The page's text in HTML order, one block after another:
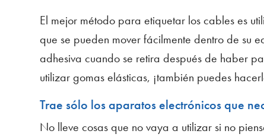
El mejor método para etiquetar los cables es
que se pueden mover fácilmente dentro de su
adhesiva cuando se retira después de haber
utilizar gomas elásticas, ¡también puedes
Trae sólo los aparatos electrónicos que
No lleve cosas que no vaya a utilizar si no